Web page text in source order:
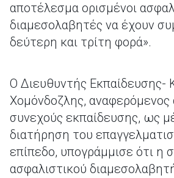
αποτέλεσμα ορισμένοι
διαμεσολαβητές να έχουν
δεύτερη και τρίτη φορά».
Ο Διευθυντής Εκπαίδευσης-
Χομόνδοζλης, αναφερόμενος
συνεχούς εκπαίδευσης, ως
διατήρηση του
επίπεδο, υπογράμμισε ότι η
ασφαλιστικού